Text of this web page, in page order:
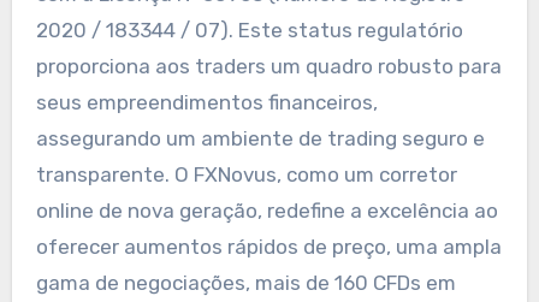
2020 / 183344 / 07). Este status regulatório
proporciona aos traders um quadro robusto para
seus empreendimentos financeiros,
assegurando um ambiente de trading seguro e
transparente. O FXNovus, como um corretor
online de nova geração, redefine a excelência ao
oferecer aumentos rápidos de preço, uma ampla
gama de negociações, mais de 160 CFDs em